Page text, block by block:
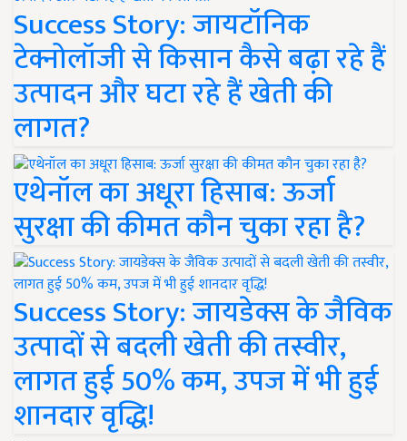
Success Story: जायटॉनिक
टेक्नोलॉजी से किसान कैसे बढ़ा रहे हैं
उत्पादन और घटा रहे हैं खेती की
लागत?
एथेनॉल का अधूरा हिसाब: ऊर्जा
सुरक्षा की कीमत कौन चुका रहा है?
Success Story: जायडेक्स के जैविक
उत्पादों से बदली खेती की तस्वीर,
लागत हुई 50% कम, उपज में भी हुई
शानदार वृद्धि!